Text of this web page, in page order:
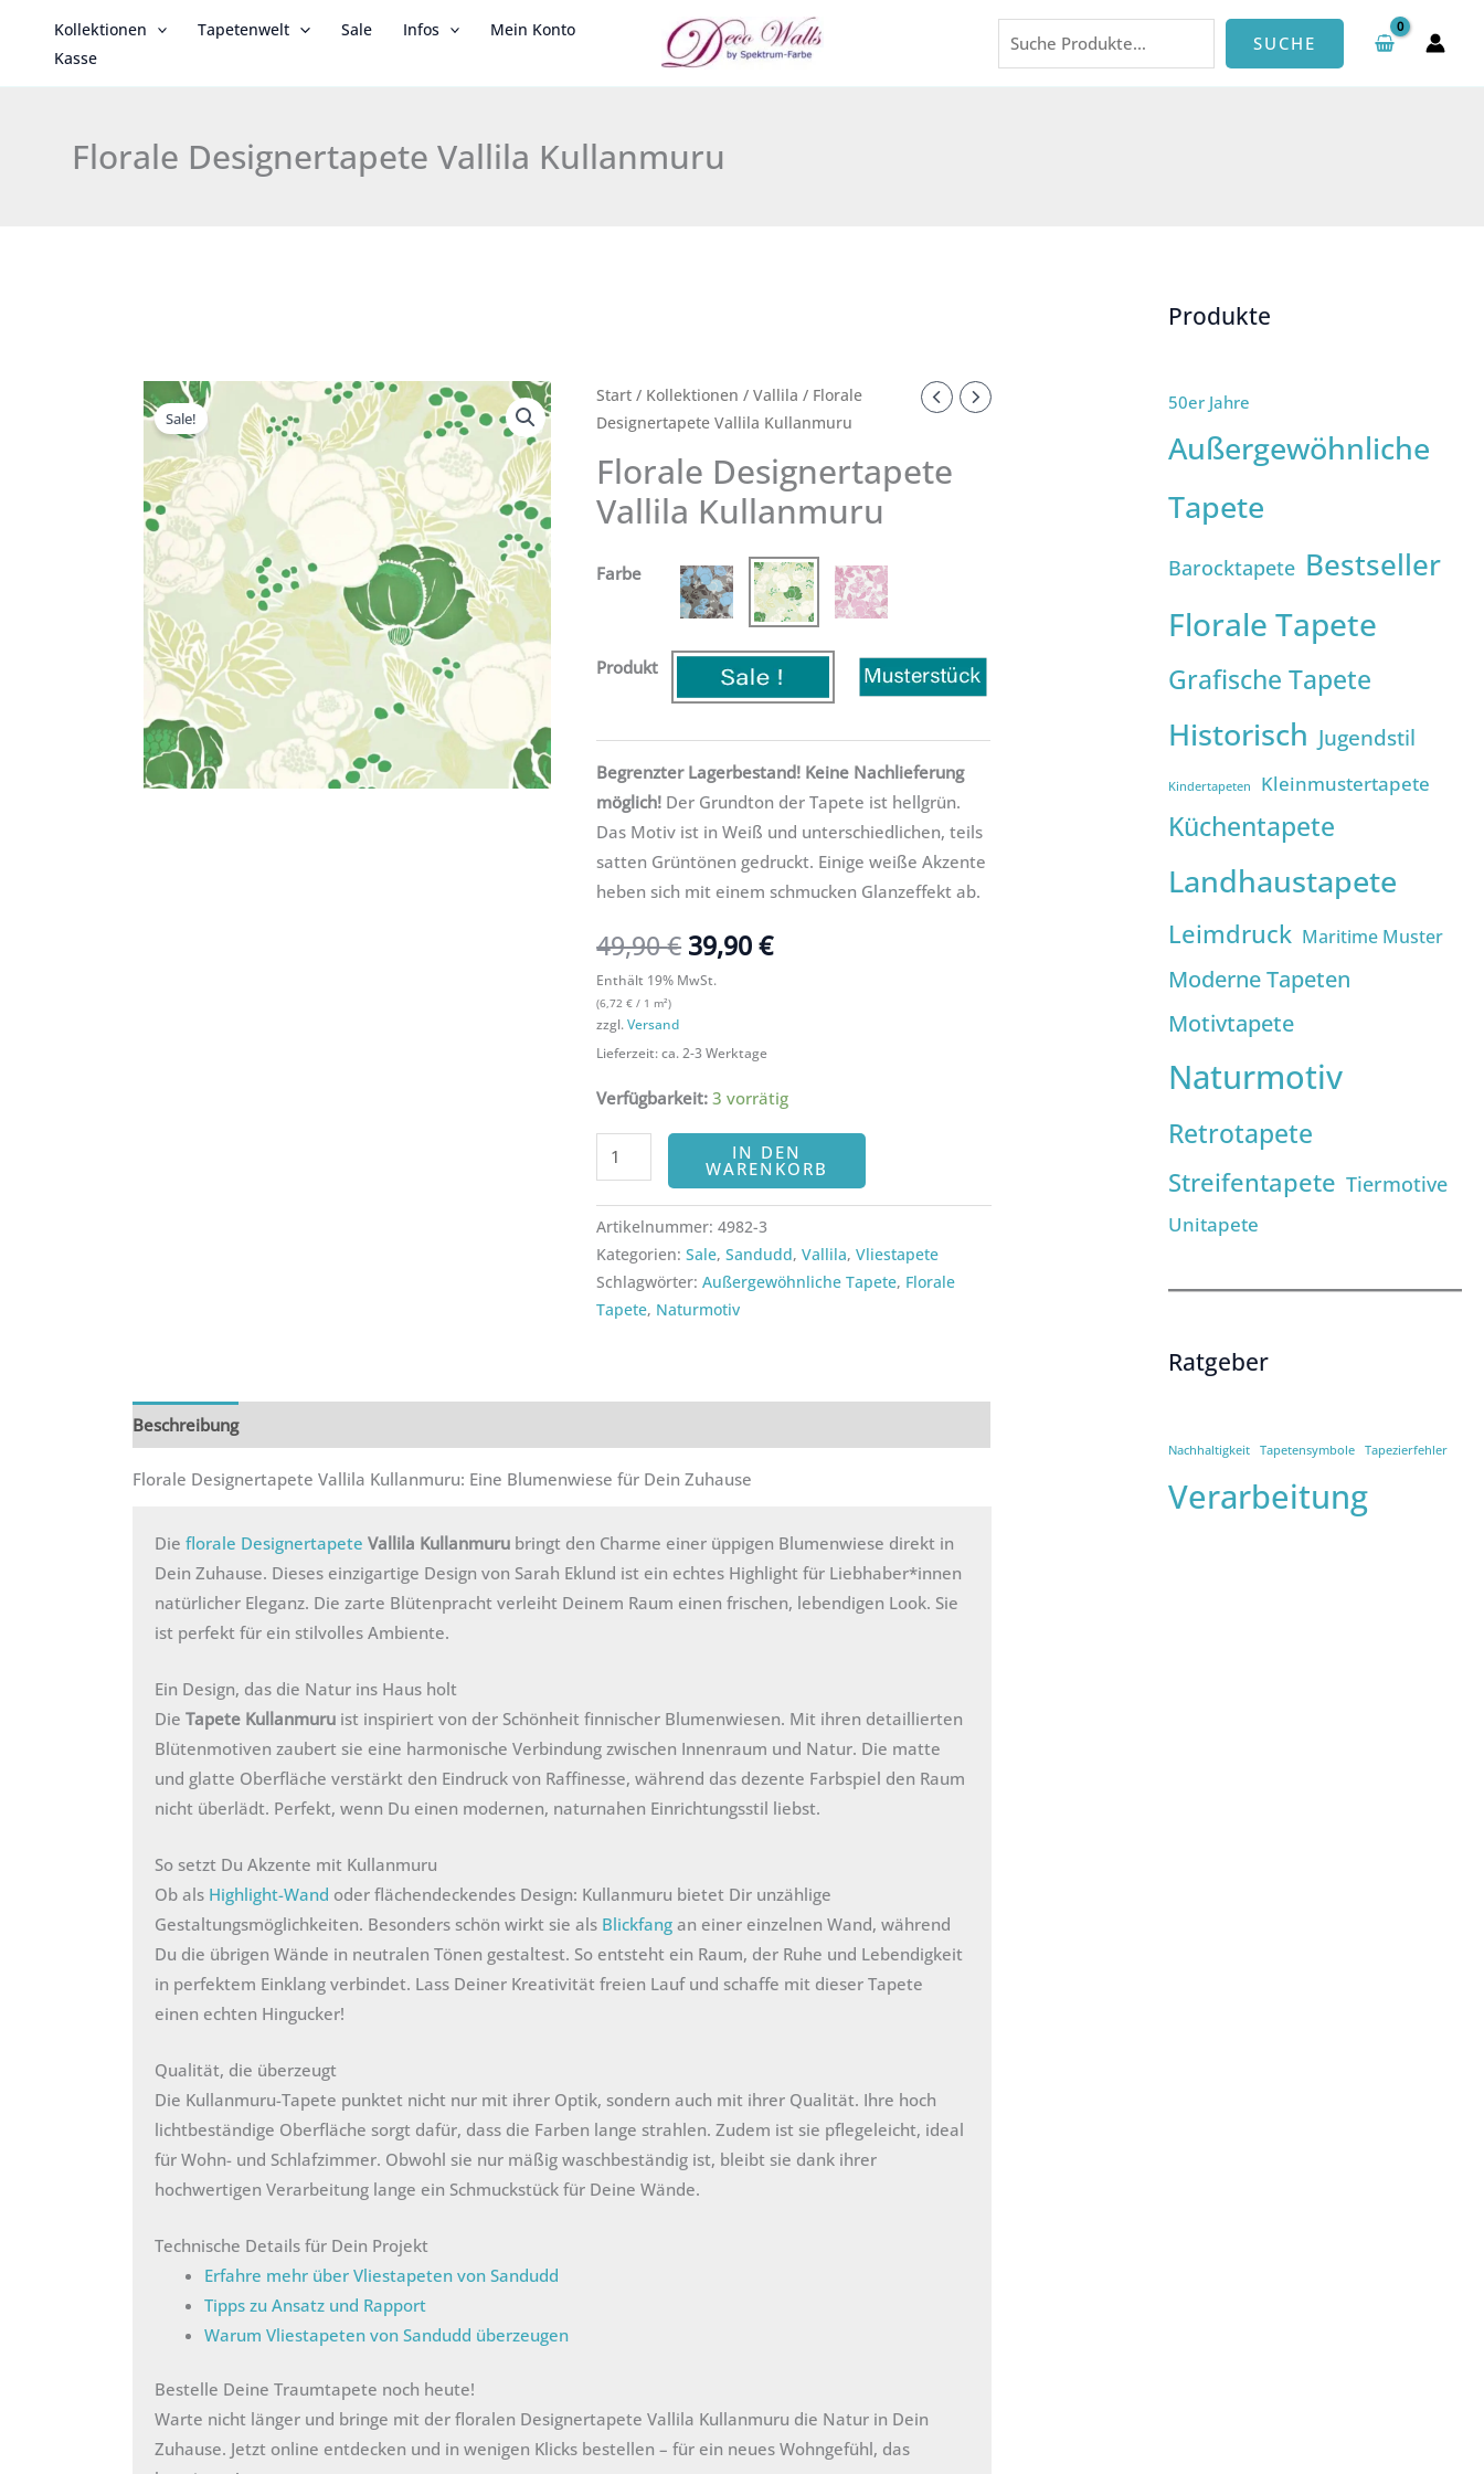
Kollektionen Tapetenwelt Sale Infos
Mein Konto
Kasse
Suchen
SUCHE
Florale Designertapete Vallila Kullanmuru
Sale!
Start / Kollektionen /Vallila / Florale
Designertapete Vallila Kullanmuru
Florale Designertapete
Vallila Kullanmuru
Farbe
Produkt
Begrenzter Lagerbestand! Keine Nachlieferung
möglich! Der Grundton der Tapete ist hellgrün.
Das Motiv ist in Weiß und unterschiedlichen, teils
satten Grüntönen gedruckt. Einige weiße Akzente
heben sich mit einem schmucken Glanzeffekt ab.
49,90€
Ursprünglicher
war:
39,90€
Aktueller
ist:
Enthält 19% MwSt.
(6,72€ / 1 m²)
zzgl.Versand
Lieferzeit: ca. 2-3 Werktage
Verfügbarkeit: 3 vorrätig
Florale
Designertapete
Vallila
Kullanmuru
Menge
IN DEN
WARENKORB
Artikelnummer:4982-3
Kategorien:Sale,Sandudd,Vallila,Vliestapete
Schlagwörter:Außergewöhnliche Tapete, Florale
Tapete, Naturmotiv
Beschreibung
Florale Designertapete Vallila Kullanmuru: Eine Blumenwiese für Dein Zuhause
Dieflorale Designertapete Vallila Kullanmuru bringt den Charme einer üppigen Blumenwiese direkt in
Dein Zuhause. Dieses einzigartige Design von Sarah Eklund ist ein echtes Highlight für Liebhaber*innen
natürlicher Eleganz. Die zarte Blütenpracht verleiht Deinem Raum einen frischen, lebendigen Look. Sie
ist perfekt für ein stilvolles Ambiente.
Ein Design, das die Natur ins Haus holt
DieTapete Kullanmuru ist inspiriert von der Schönheit finnischer Blumenwiesen. Mit ihren detaillierten
Blütenmotiven zaubert sie eine harmonische Verbindung zwischen Innenraum und Natur. Die matte
und glatte Oberfläche verstärkt den Eindruck von Raffinesse, während das dezente Farbspiel den Raum
nicht überlädt. Perfekt, wenn Du einen modernen, naturnahen Einrichtungsstil liebst.
So setzt Du Akzente mit Kullanmuru
Ob als Highlight-Wand oder flächendeckendes Design: Kullanmuru bietet Dir unzählige
Gestaltungsmöglichkeiten. Besonders schön wirkt sie als Blickfang an einer einzelnen Wand, während
Du die übrigen Wände in neutralen Tönen gestaltest. So entsteht ein Raum, der Ruhe und Lebendigkeit
in perfektem Einklang verbindet. Lass Deiner Kreativität freien Lauf und schaffe mit dieser Tapete
einen echten Hingucker!
Qualität, die überzeugt
Die Kullanmuru-Tapete punktet nicht nur mit ihrer Optik, sondern auch mit ihrer Qualität. Ihre hoch
lichtbeständige Oberfläche sorgt dafür, dass die Farben lange strahlen. Zudem ist sie pflegeleicht, ideal
für Wohn- und Schlafzimmer. Obwohl sie nur mäßig waschbeständig ist, bleibt sie dank ihrer
hochwertigen Verarbeitung lange ein Schmuckstück für Deine Wände.
Technische Details für Dein Projekt
Erfahre mehr über Vliestapeten von Sandudd
Tipps zu Ansatz und Rapport
Warum Vliestapeten von Sandudd überzeugen
Bestelle Deine Traumtapete noch heute!
Warte nicht länger und bringe mit der floralen Designertapete Vallila Kullanmuru die Natur in Dein
Zuhause. Jetzt online entdecken und in wenigen Klicks bestellen – für ein neues Wohngefühl, das
Produkte
50er Jahre
Außergewöhnliche
Tapete
Barocktapete Bestseller
Florale Tapete
Grafische Tapete
Historisch Jugendstil
Kindertapeten Kleinmustertapete
Küchentapete
Landhaustapete
Leimdruck Maritime Muster
Moderne Tapeten
Motivtapete
Naturmotiv
Retrotapete
Streifentapete Tiermotive
Unitapete
Ratgeber
Nachhaltigkeit Tapetensymbole Tapezierfehler
Verarbeitung